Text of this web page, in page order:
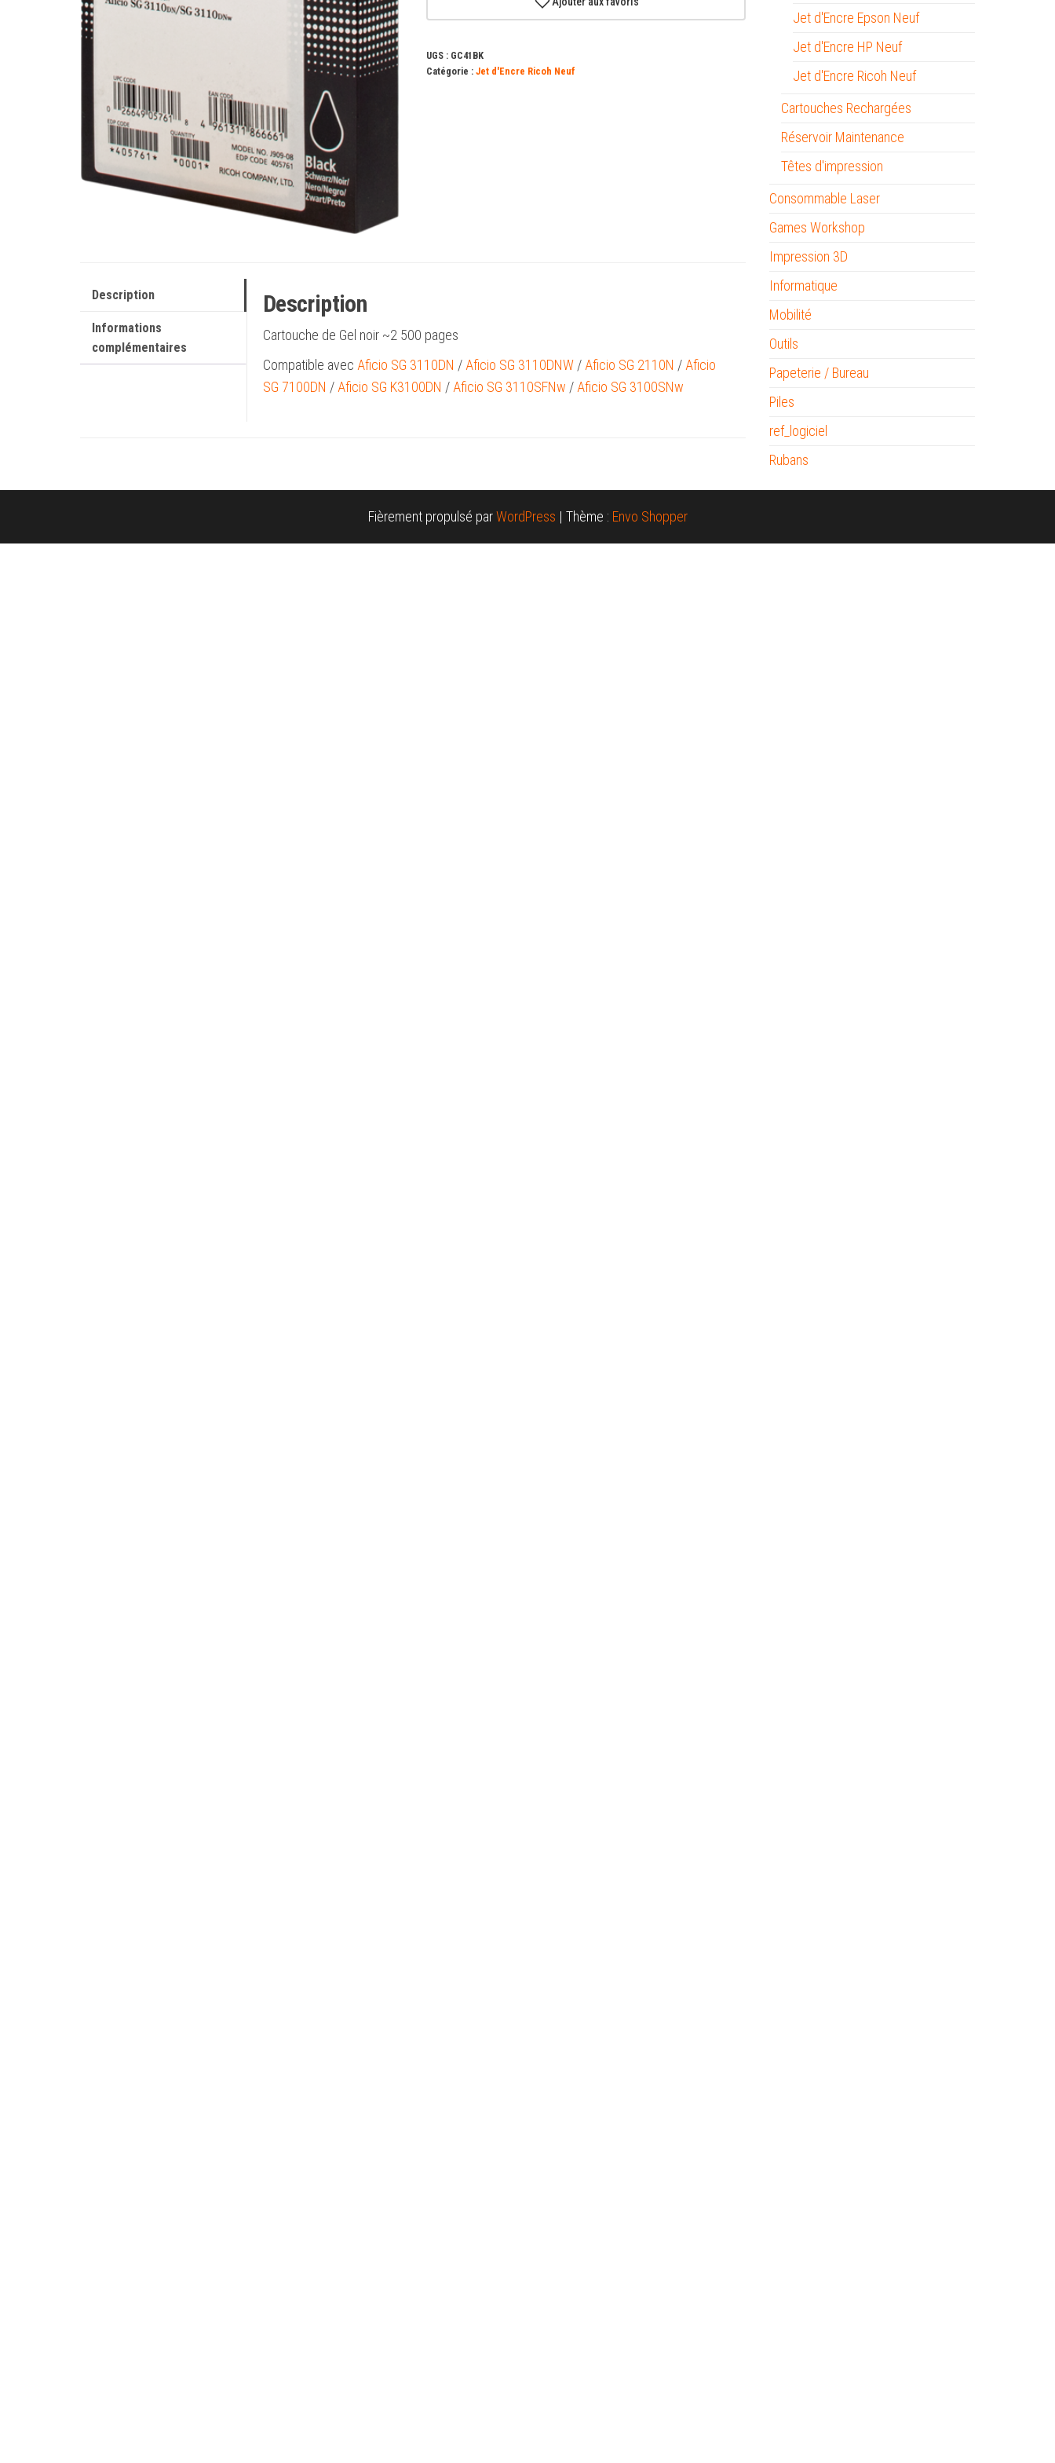
(405761)
UGS : GC41BK
Catégorie : Jet d'Encre Ricoh Neuf
Description
Informations
complémentaires
Description
Cartouche de Gel noir ~2 500 pages
Compatible avec Aficio SG 3110DN /Aficio SG 3110DNW/Aficio SG 2110N /Aficio
SG 7100DN /Aficio SG K3100DN /Aficio SG 3110SFNw /Aficio SG 3100SNw
Jet d'Encre Epson Neuf
Jet d'Encre HP Neuf
Jet d'Encre Ricoh Neuf
Cartouches Rechargées
Réservoir Maintenance
Têtes d'impression
Consommable Laser
Games Workshop
Impression 3D
Informatique
Mobilité
Outils
Papeterie / Bureau
Piles
ref_logiciel
Rubans
Fièrement propulsé parWordPress | Thème : Envo Shopper